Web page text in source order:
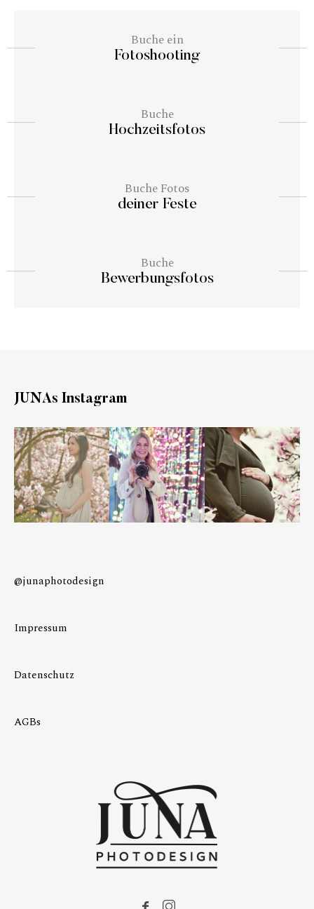
Buche ein
Fotoshooting
Buche
Hochzeitsfotos
Buche Fotos
deiner Feste
Buche
Bewerbungsfotos
JUNAs Instagram
@junaphotodesign
Impressum
Datenschutz
AGBs